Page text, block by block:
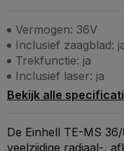
Vermogen: 36V
Inclusief zaagblad:
Trekfunctie: ja
Inclusief laser: ja
Bekijk alle
De Einhell TE-MS
veelzijdige radiaal-,